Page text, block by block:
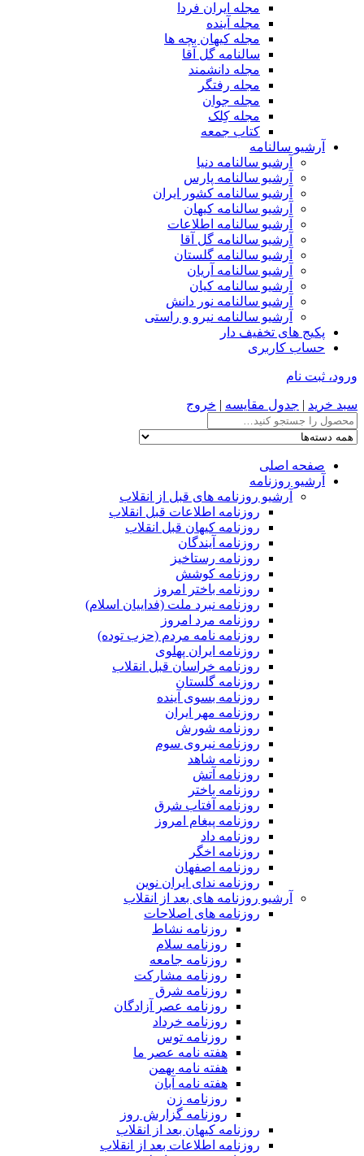
مجله ایران فردا
مجله آینده
مجله کیهان بچه ها
سالنامه گل آقا
مجله دانشمند
مجله رفتگر
مجله جوان
مجله کِلک
کتاب جمعه
آرشیو سالنامه
آرشیو سالنامه دنیا
آرشیو سالنامه پارس
آرشیو سالنامه کشور ایران
آرشیو سالنامه کیهان
آرشیو سالنامه اطلاعات
آرشیو سالنامه گل آقا
آرشیو سالنامه گلستان
آرشیو سالنامه آریان
آرشیو سالنامه کیان
آرشیو سالنامه نور دانش
آرشیو سالنامه نیرو و راستی
پکیج های تخفیف دار
حساب کاربری
ورود، ثبت نام
سبد خرید | جدول مقایسه | خروج
صفحه اصلی
آرشیو روزنامه
آرشیو روزنامه های قبل از انقلاب
روزنامه اطلاعات قبل انقلاب
روزنامه کیهان قبل انقلاب
روزنامه آیندگان
روزنامه رستاخیز
روزنامه کوشش
روزنامه باختر امروز
روزنامه نبرد ملت (فداییان اسلام)
روزنامه مرد امروز
روزنامه نامه مردم (حزب توده)
روزنامه ایران پهلوی
روزنامه خراسان قبل انقلاب
روزنامه گلستان
روزنامه بسوی آینده
روزنامه مهر ایران
روزنامه شورش
روزنامه نیروی سوم
روزنامه شاهد
روزنامه آتش
روزنامه باختر
روزنامه آفتاب شرق
روزنامه پیغام امروز
روزنامه داد
روزنامه اخگر
روزنامه اصفهان
روزنامه ندای ایران نوین
آرشیو روزنامه های بعد از انقلاب
روزنامه های اصلاحات
روزنامه نشاط
روزنامه سلام
روزنامه جامعه
روزنامه مشارکت
روزنامه شرق
روزنامه عصر آزادگان
روزنامه خرداد
روزنامه توس
هفته نامه عصر ما
هفته نامه بهمن
هفته نامه آبان
روزنامه زن
روزنامه گزارش روز
روزنامه کیهان بعد از انقلاب
روزنامه اطلاعات بعد از انقلاب